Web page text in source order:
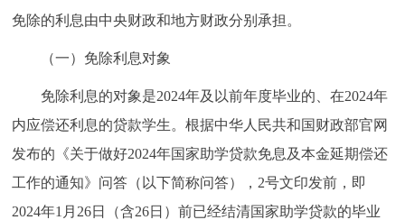
免除的利息由中央财政和地方财政分别承担。
（一）免除利息对象
免除利息的对象是2024年及以前年度毕业的、在2024年
内应偿还利息的贷款学生。根据中华人民共和国财政部官网
发布的《关于做好2024年国家助学贷款免息及本金延期偿还
工作的通知》问答（以下简称问答），2号文印发前，即
2024年1月26日（含26日）前已经结清国家助学贷款的毕业